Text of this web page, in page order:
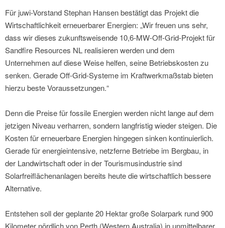
Für juwi-Vorstand Stephan Hansen bestätigt das Projekt die
Wirtschaftlichkeit erneuerbarer Energien: „Wir freuen uns sehr,
dass wir dieses zukunftsweisende 10,6-MW-Off-Grid-Projekt für
Sandfire Resources NL realisieren werden und dem
Unternehmen auf diese Weise helfen, seine Betriebskosten zu
senken. Gerade Off-Grid-Systeme im Kraftwerkmaßstab bieten
hierzu beste Voraussetzungen.“
Denn die Preise für fossile Energien werden nicht lange auf dem
jetzigen Niveau verharren, sondern langfristig wieder steigen. Die
Kosten für erneuerbare Energien hingegen sinken kontinuierlich.
Gerade für energieintensive, netzferne Betriebe im Bergbau, in
der Landwirtschaft oder in der Tourismusindustrie sind
Solarfreiflächenanlagen bereits heute die wirtschaftlich bessere
Alternative.
Entstehen soll der geplante 20 Hektar große Solarpark rund 900
Kilometer nördlich von Perth (Western Australia) in unmittelbarer